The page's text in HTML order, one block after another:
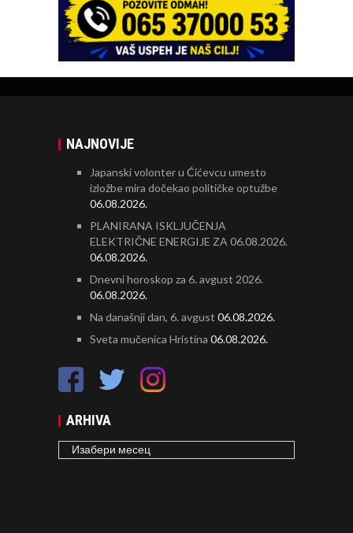
NAJNOVIJE
Japanski volonter u Ćićevcu umesto
izložbe mira dočekao političke optužbe
06.08.2026.
PLANIRANA ISKLJUČENJA
ELEKTRIČNE ENERGIJE ZA 06.08.2026.
06.08.2026.
Dnevni horoskop za 6. avgust 2026.
06.08.2026.
Na današnji dan, 6. avgust 06.08.2026.
Sveta mučenica Hristina 06.08.2026.
ARHIVA
ARHIVA